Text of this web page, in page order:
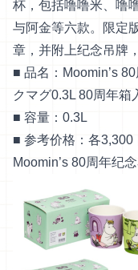
杯，包括噜噜米、噜
与阿金等六款。限定
章，并附上纪念吊牌
■ 品名：Moomin’s
クマグ0.3L 80周年箱
■ 容量：0.3L
■ 参考价格：各3,300
Moomin’s 80周年纪